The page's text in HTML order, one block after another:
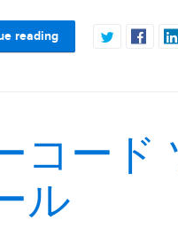
reading
コード
ル